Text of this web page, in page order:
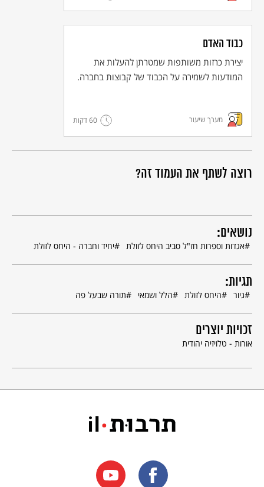
רוצה לשתף את העמוד זה?
כבוד האדם
יצירת כרזות משותפות שמטרתן להעלות את
המודעות לשמירה על הכבוד של קבוצות בחברה.
מערך שיעור 60 דקות
נושאים:
אגדות וספרות חז"ל סביב היחס לזולת יחיד וחברה - היחס לזולת
תגיות:
גיור היחס לזולת הלל ושמאי תורה שבעל פה
זכויות יוצרים
אורות - טלויזיה יהודית